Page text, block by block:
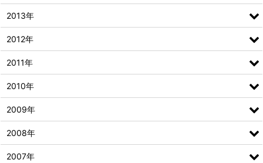
2013年
2012年
2011年
2010年
2009年
2008年
2007年